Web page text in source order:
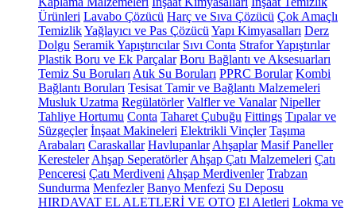
Ürünleri Lavabo Çözücü Harç ve Sıva Çözücü Çok Amaçlı
TemizlikYağlayıcı ve Pas Çözücü Yapı Kimyasalları Derz
Dolgu Seramik Yapıştırıcılar Sıvı Conta Strafor Yapıştırılar
Plastik Boru ve Ek Parçalar Boru Bağlantı ve Aksesuarları
Temiz Su Boruları Atık Su Boruları PPRC Borular Kombi
Bağlantı Boruları Tesisat Tamir ve Bağlantı Malzemeleri
Musluk Uzatma Regülatörler Valfler ve Vanalar Nipeller
Tahliye Hortumu Conta Taharet Çubuğu Fittings Tıpalar ve
Süzgeçler İnşaat Makineleri Elektrikli Vinçler Taşıma
Arabaları Caraskallar Havlupanlar Ahşaplar Masif Paneller
Keresteler Ahşap Seperatörler Ahşap Çatı Malzemeleri Çatı
Penceresi Çatı Merdiveni Ahşap Merdivenler Trabzan
Sundurma Menfezler Banyo Menfezi Su Deposu
HIRDAVAT EL ALETLERİ VE OTO El Aletleri Lokma ve